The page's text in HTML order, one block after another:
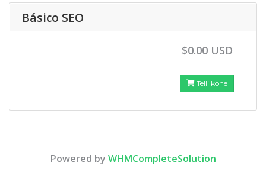
Básico SEO
$0.00 USD
Telli kohe
Powered by WHMCompleteSolution